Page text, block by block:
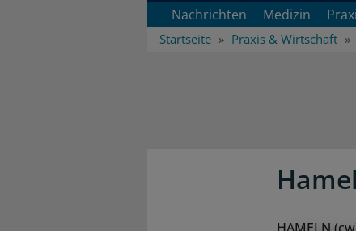
Nachrichten Medizin
Startseite Praxis & Wirtschaft